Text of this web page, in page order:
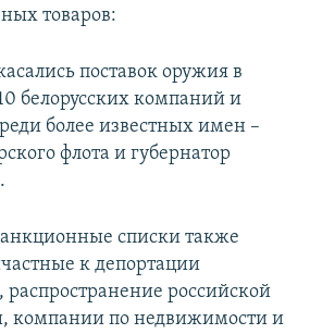
товаров:
поставок оружия в
белорусских компаний и
более известных имен –
флота и губернатор
списки также
к депортации
российской
компании по недвижимости и